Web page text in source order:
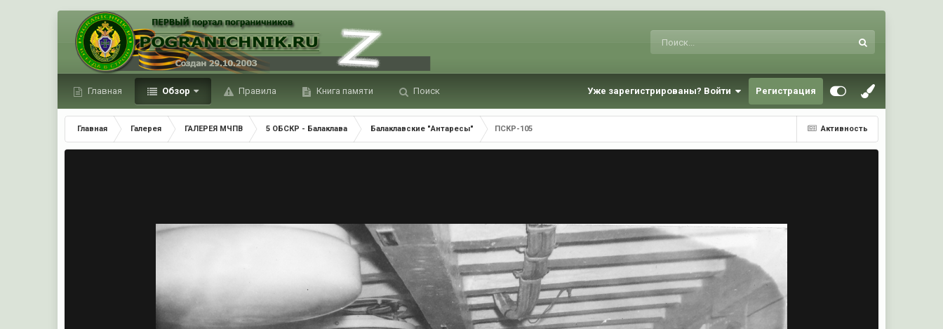
Главная Обзор Правила Книга памяти Поиск Уже зарегистрированы? Войти Регистрация
Активность
Главная Галерея ГАЛЕРЕЯ МЧПВ 5 ОБСКР - Балаклава Балаклавские "Антаресы" ПСКР-105